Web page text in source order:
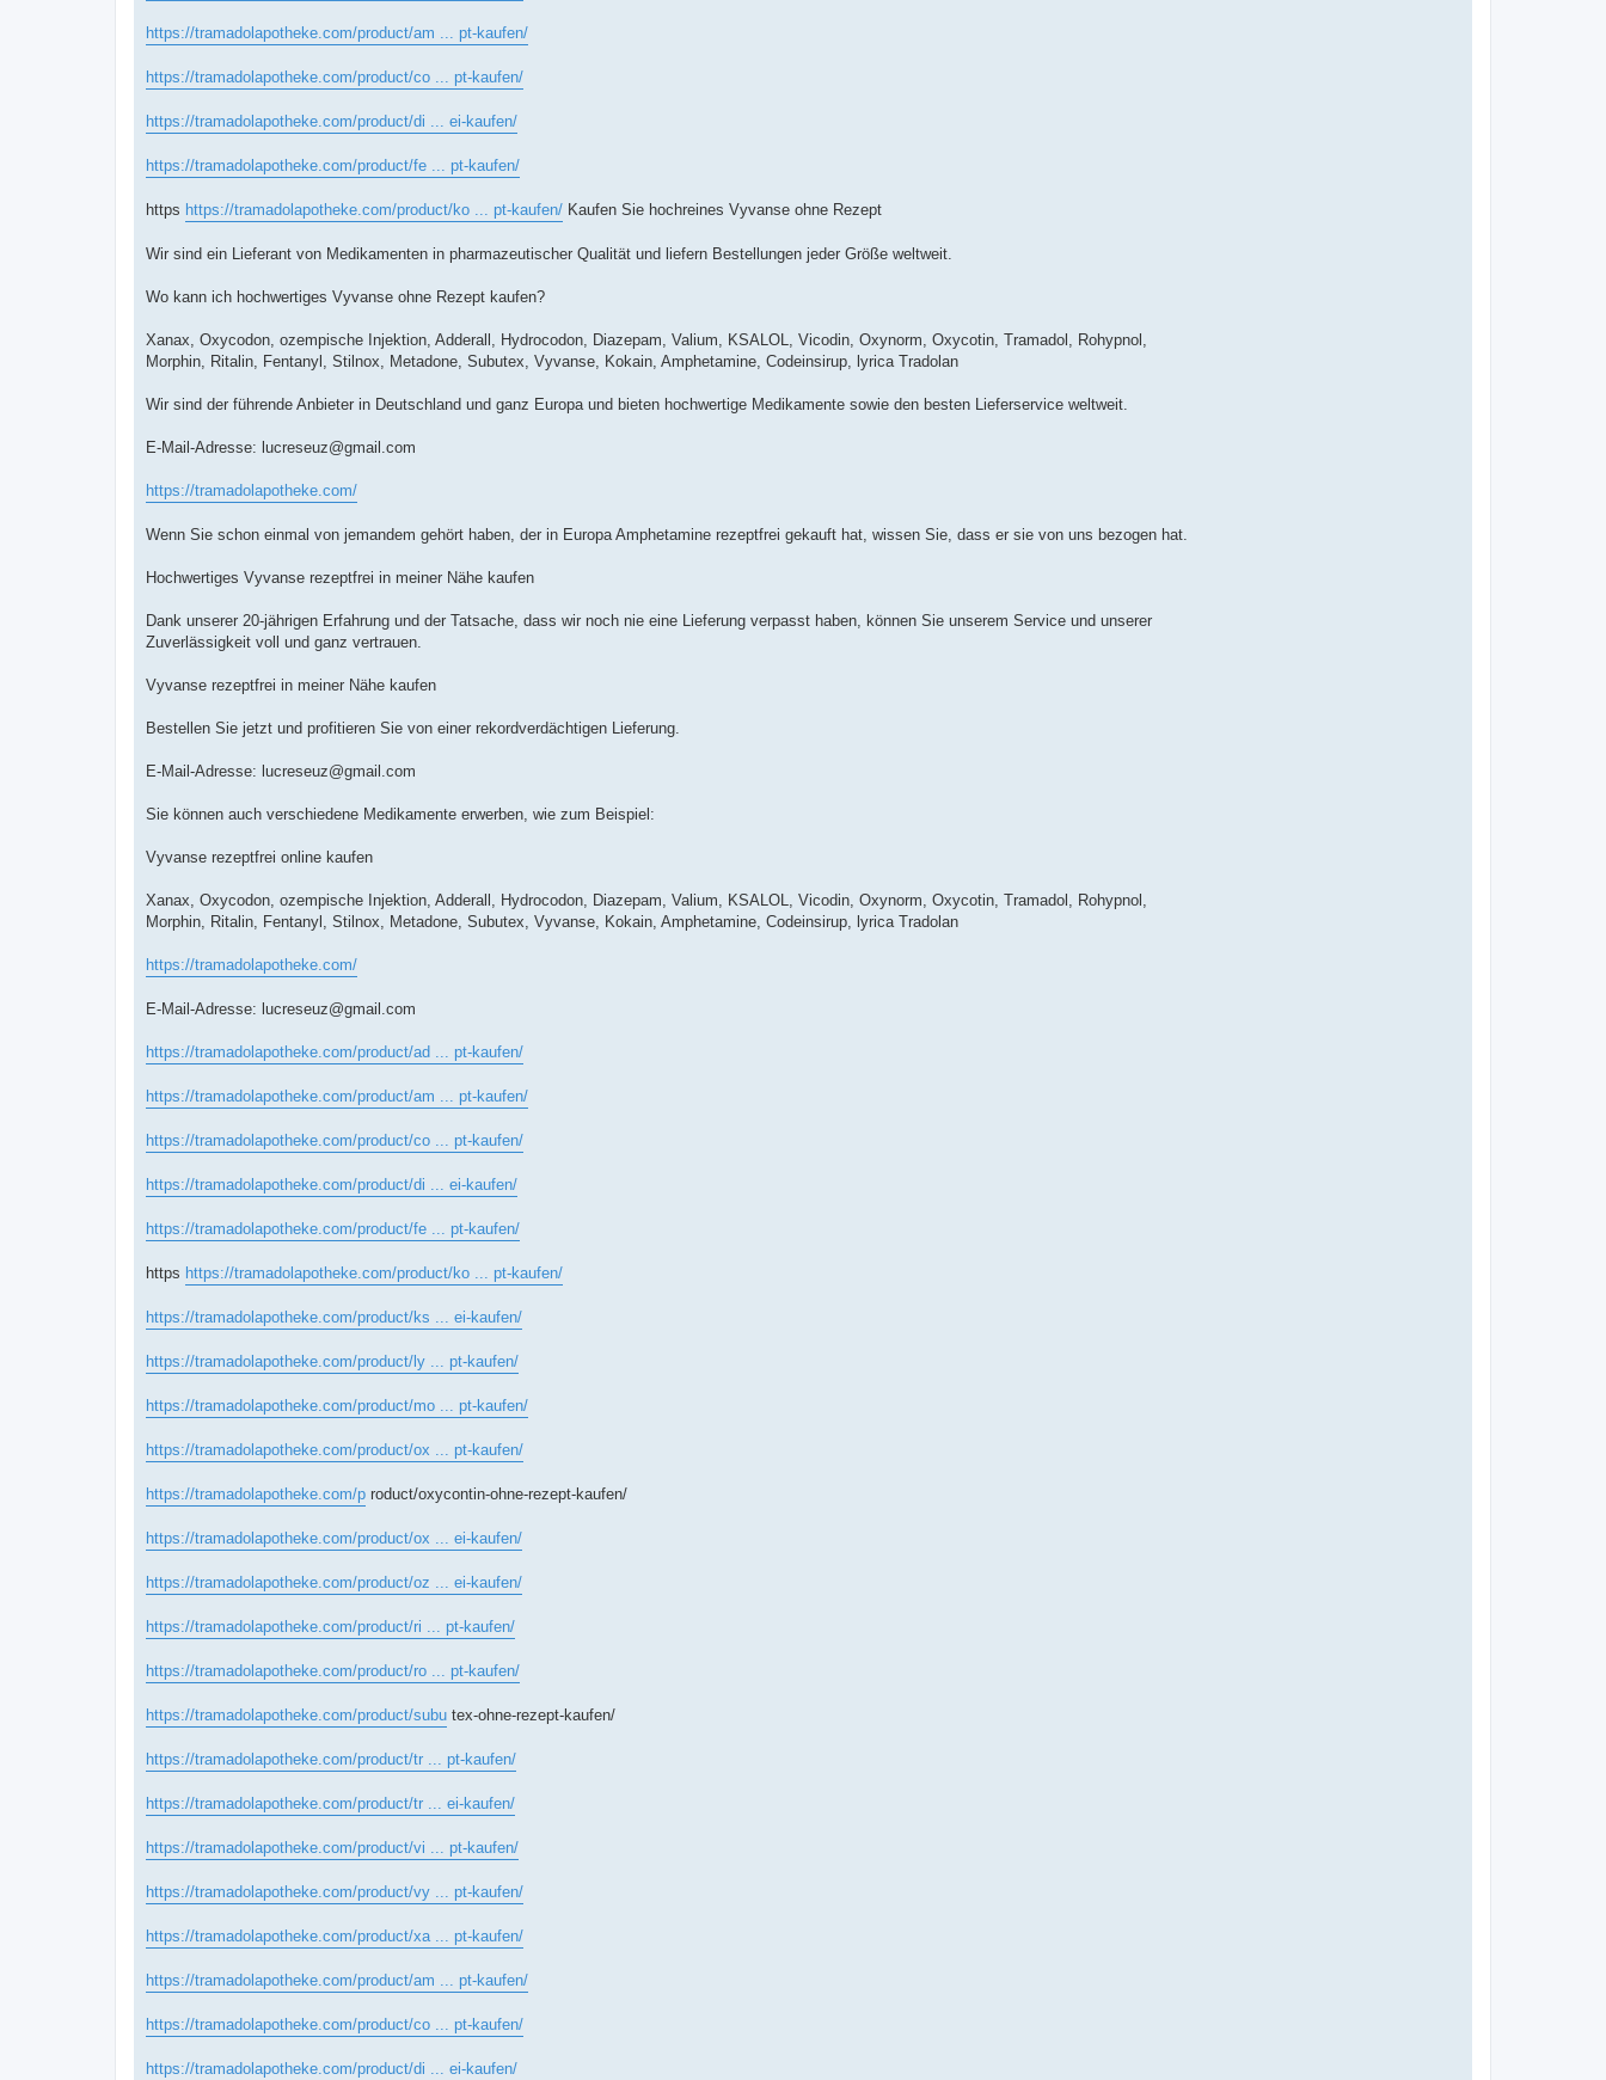
https://tramadolapotheke.com/product/am ... pt-kaufen/
https://tramadolapotheke.com/product/co ... pt-kaufen/
https://tramadolapotheke.com/product/di ... ei-kaufen/
https://tramadolapotheke.com/product/fe ... pt-kaufen/
https https://tramadolapotheke.com/product/ko ... pt-kaufen/ Kaufen Sie hochreines Vyvanse ohne Rezept
Wir sind ein Lieferant von Medikamenten in pharmazeutischer Qualität und liefern Bestellungen jeder Größe weltweit.
Wo kann ich hochwertiges Vyvanse ohne Rezept kaufen?
Xanax, Oxycodon, ozempische Injektion, Adderall, Hydrocodon, Diazepam, Valium, KSALOL, Vicodin, Oxynorm, Oxycotin, Tramadol, Rohypnol,
Morphin, Ritalin, Fentanyl, Stilnox, Metadone, Subutex, Vyvanse, Kokain, Amphetamine, Codeinsirup, lyrica Tradolan
Wir sind der führende Anbieter in Deutschland und ganz Europa und bieten hochwertige Medikamente sowie den besten Lieferservice weltweit.
E-Mail-Adresse: lucreseuz@gmail.com
https://tramadolapotheke.com/
Wenn Sie schon einmal von jemandem gehört haben, der in Europa Amphetamine rezeptfrei gekauft hat, wissen Sie, dass er sie von uns bezogen hat.
Hochwertiges Vyvanse rezeptfrei in meiner Nähe kaufen
Dank unserer 20-jährigen Erfahrung und der Tatsache, dass wir noch nie eine Lieferung verpasst haben, können Sie unserem Service und unserer
Zuverlässigkeit voll und ganz vertrauen.
Vyvanse rezeptfrei in meiner Nähe kaufen
Bestellen Sie jetzt und profitieren Sie von einer rekordverdächtigen Lieferung.
E-Mail-Adresse: lucreseuz@gmail.com
Sie können auch verschiedene Medikamente erwerben, wie zum Beispiel:
Vyvanse rezeptfrei online kaufen
Xanax, Oxycodon, ozempische Injektion, Adderall, Hydrocodon, Diazepam, Valium, KSALOL, Vicodin, Oxynorm, Oxycotin, Tramadol, Rohypnol,
Morphin, Ritalin, Fentanyl, Stilnox, Metadone, Subutex, Vyvanse, Kokain, Amphetamine, Codeinsirup, lyrica Tradolan
https://tramadolapotheke.com/
E-Mail-Adresse: lucreseuz@gmail.com
https://tramadolapotheke.com/product/ad ... pt-kaufen/
https://tramadolapotheke.com/product/am ... pt-kaufen/
https://tramadolapotheke.com/product/co ... pt-kaufen/
https://tramadolapotheke.com/product/di ... ei-kaufen/
https://tramadolapotheke.com/product/fe ... pt-kaufen/
https https://tramadolapotheke.com/product/ko ... pt-kaufen/
https://tramadolapotheke.com/product/ks ... ei-kaufen/
https://tramadolapotheke.com/product/ly ... pt-kaufen/
https://tramadolapotheke.com/product/mo ... pt-kaufen/
https://tramadolapotheke.com/product/ox ... pt-kaufen/
https://tramadolapotheke.com/p roduct/oxycontin-ohne-rezept-kaufen/
https://tramadolapotheke.com/product/ox ... ei-kaufen/
https://tramadolapotheke.com/product/oz ... ei-kaufen/
https://tramadolapotheke.com/product/ri ... pt-kaufen/
https://tramadolapotheke.com/product/ro ... pt-kaufen/
https://tramadolapotheke.com/product/subu tex-ohne-rezept-kaufen/
https://tramadolapotheke.com/product/tr ... pt-kaufen/
https://tramadolapotheke.com/product/tr ... ei-kaufen/
https://tramadolapotheke.com/product/vi ... pt-kaufen/
https://tramadolapotheke.com/product/vy ... pt-kaufen/
https://tramadolapotheke.com/product/xa ... pt-kaufen/
https://tramadolapotheke.com/product/am ... pt-kaufen/
https://tramadolapotheke.com/product/co ... pt-kaufen/
https://tramadolapotheke.com/product/di ... ei-kaufen/